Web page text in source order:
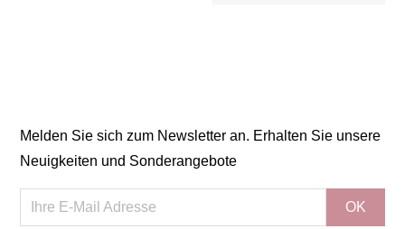
Melden Sie sich zum Newsletter an. Erhalten Sie unsere
Neuigkeiten und Sonderangebote